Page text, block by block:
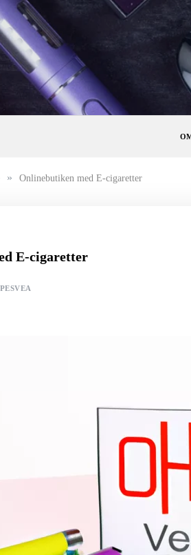
» Onlinebutiken med E-cigaretter
E-cigaretter